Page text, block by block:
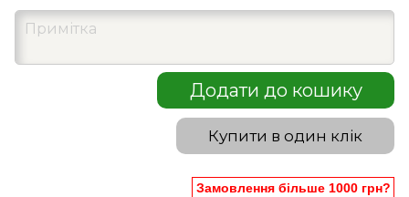
Додати до кошику
Купити в один клік
Замовлення більше 1000 грн?